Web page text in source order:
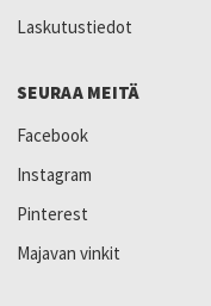
Laskutustiedot
SEURAA MEITÄ
Facebook
Instagram
Pinterest
Majavan vinkit